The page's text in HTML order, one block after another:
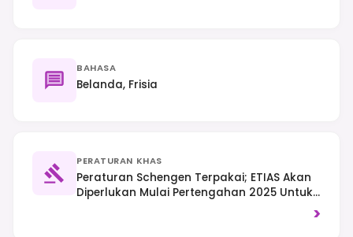
BAHASA
Belanda, Frisia
PERATURAN KHAS
Peraturan Schengen Terpakai; ETIAS Akan
Diperlukan Mulai Pertengahan 2025 Untuk
>